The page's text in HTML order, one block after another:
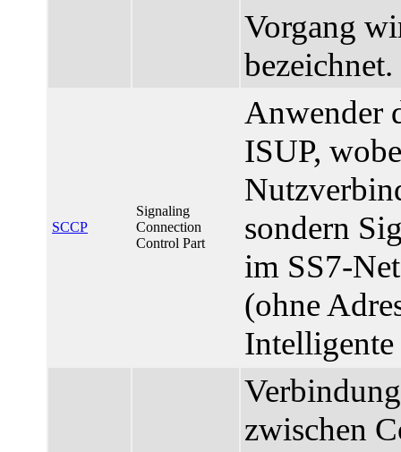
Vorgang
bezeichnet.
SCCP
Signaling
Connection
Control Part
Anwender
ISUP,
sondern
im SS7-
(ohne
Intelligente
zwischen